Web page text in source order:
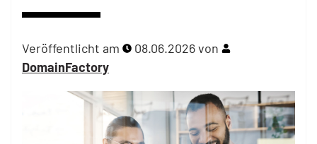
Veröffentlicht am 08.06.2026von
DomainFactory